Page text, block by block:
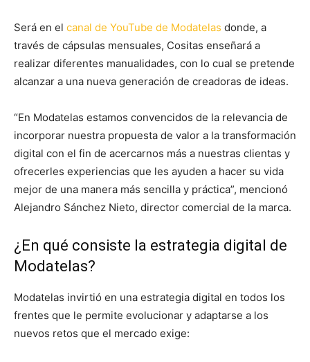
Será en el canal de YouTube de Modatelas donde, a
través de cápsulas mensuales, Cositas enseñará a
realizar diferentes manualidades, con lo cual se pretende
alcanzar a una nueva generación de creadoras de ideas.
“En Modatelas estamos convencidos de la relevancia de
incorporar nuestra propuesta de valor a la transformación
digital con el fin de acercarnos más a nuestras clientas y
ofrecerles experiencias que les ayuden a hacer su vida
mejor de una manera más sencilla y práctica”, mencionó
Alejandro Sánchez Nieto, director comercial de la marca.
¿En qué consiste la estrategia digital de
Modatelas?
Modatelas invirtió en una estrategia digital en todos los
frentes que le permite evolucionar y adaptarse a los
nuevos retos que el mercado exige: